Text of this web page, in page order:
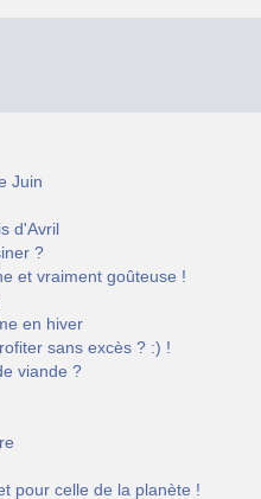
Juin
d'Avril
?
et vraiment goûteuse !
en hiver
sans excès ? :) !
viande ?
pour celle de la planète !